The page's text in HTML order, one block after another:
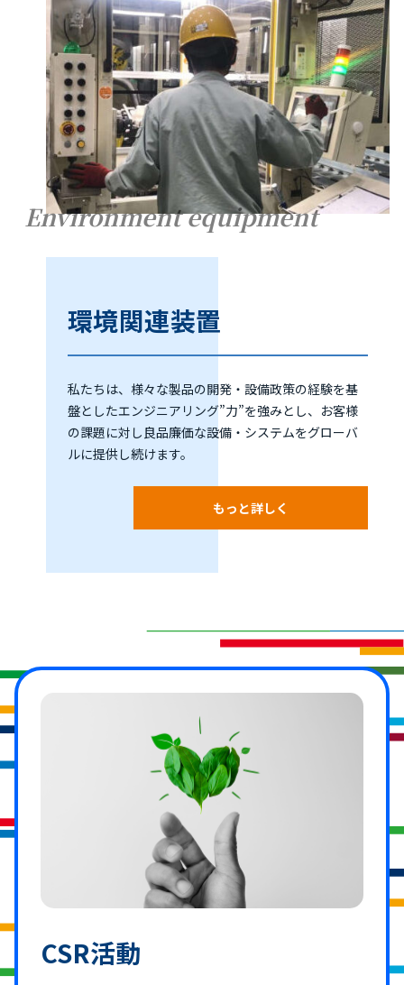
Environment equipment
環境関連装置
私たちは、様々な製品の開発・設備政策の経験を基
盤としたエンジニアリング”力”を強みとし、お客様
の課題に対し良品廉価な設備・システムをグローバ
ルに提供し続けます。
もっと詳しく
CSR活動